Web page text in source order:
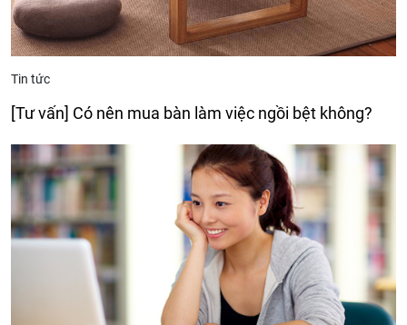
Tin tức
[Tư vấn] Có nên mua bàn làm việc ngồi bệt không?